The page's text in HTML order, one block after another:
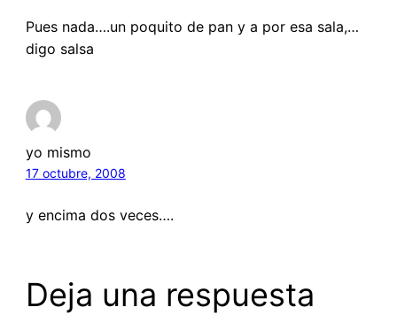
Pues nada….un poquito de pan y a por esa sala,…
digo salsa
yo mismo
17 octubre, 2008
y encima dos veces….
Deja una respuesta